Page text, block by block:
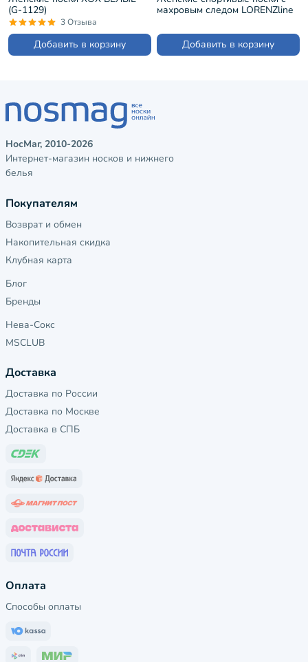
(G-1129)
3 Отзыва
Добавить в корзину
махровым следом LORENZline
Добавить в корзину
НосМаг, 2010-2026
Интернет-магазин носков и нижнего
белья
Покупателям
Возврат и обмен
Накопительная скидка
Клубная карта
Блог
Бренды
Нева-Сокс
MSCLUB
Доставка
Доставка по России
Доставка по Москве
Доставка в СПБ
Оплата
Способы оплаты